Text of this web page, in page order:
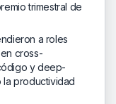
trimestral de
a roles
cross-
y deep-
la productividad